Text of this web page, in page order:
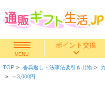
MENU
ポイント交換
快気祝い
TOP > 香典返し・法事法要引き出物 >
> ～3,000円